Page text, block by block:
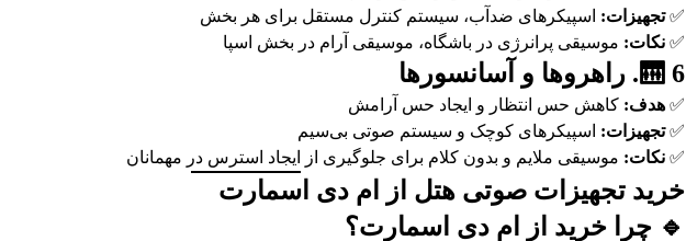
✅تجهیزات: اسپیکرهای ضدآب، سیستم کنترل مستقل برای هر بخش
✅ نکات: موسیقی پرانرژی در باشگاه، موسیقی آرام در بخش اسپا
🛗 6. راهروها و آسانسورها
✅ هدف: کاهش حس انتظار و ایجاد حس آرامش
✅تجهیزات: اسپیکرهای کوچک و سیستم صوتی بی‌سیم
✅ نکات: موسیقی ملایم و بدون کلام برای جلوگیری از ایجاد استرس در مهمانان
خرید تجهیزات صوتی هتل از ام دی اسمارت
🔹 چرا خرید از ام دی اسمارت؟